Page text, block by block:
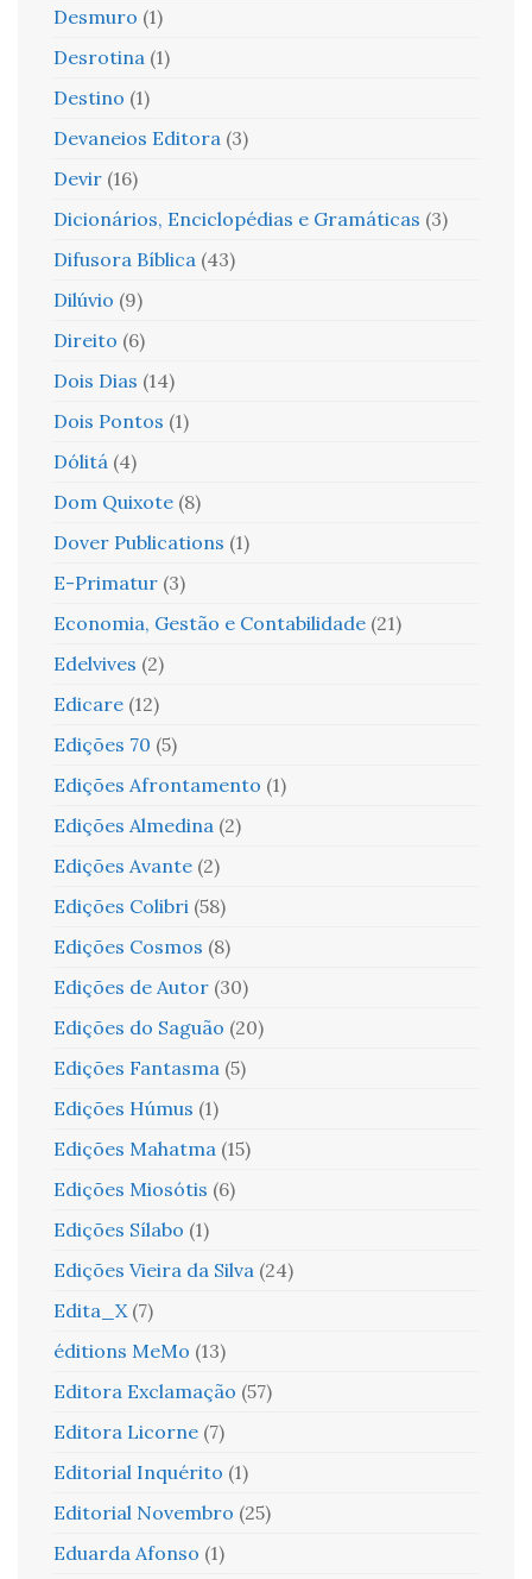
Desmuro (1)
Desrotina (1)
Destino (1)
Devaneios Editora (3)
Devir (16)
Dicionários, Enciclopédias e Gramáticas (3)
Difusora Bíblica (43)
Dilúvio (9)
Direito (6)
Dois Dias (14)
Dois Pontos (1)
Dólitá (4)
Dom Quixote (8)
Dover Publications (1)
E-Primatur (3)
Economia, Gestão e Contabilidade (21)
Edelvives (2)
Edicare (12)
Edições 70 (5)
Edições Afrontamento (1)
Edições Almedina (2)
Edições Avante (2)
Edições Colibri (58)
Edições Cosmos (8)
Edições de Autor (30)
Edições do Saguão (20)
Edições Fantasma (5)
Edições Húmus (1)
Edições Mahatma (15)
Edições Miosótis (6)
Edições Sílabo (1)
Edições Vieira da Silva (24)
Edita_X (7)
éditions MeMo (13)
Editora Exclamação (57)
Editora Licorne (7)
Editorial Inquérito (1)
Editorial Novembro (25)
Eduarda Afonso (1)